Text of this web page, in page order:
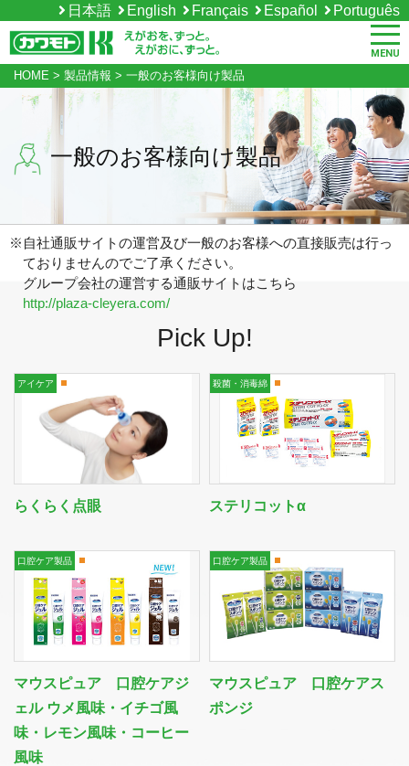
日本語 English Français Español Português
MENU
HOME > 製品情報 > 一般のお客様向け製品
一般のお客様向け製品
※自社通販サイトの運営及び一般のお客様への直接販売は行っ
ておりませんのでご了承ください。
グループ会社の運営する通販サイトはこちら
http://plaza-cleyera.com/
Pick Up!
アイケア
らくらく点眼
殺菌・消毒綿
ステリコットα
口腔ケア製品
マウスピュア 口腔ケアジ
ェル ウメ風味・イチゴ風
味・レモン風味・コーヒー
風味
口腔ケア製品
マウスピュア 口腔ケアス
ポンジ
06-6943-8956